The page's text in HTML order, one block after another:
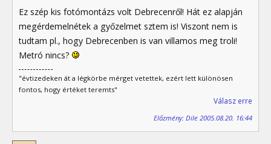
Ez szép kis fotómontázs volt Debrecenről! Hát ez alapján
megérdemelnétek a győzelmet sztem is! Viszont nem is
tudtam pl., hogy Debrecenben is van villamos meg troli!
Metró nincs?
"évtizedeken át a légkörbe mérget vetettek, ezért lett különösen
fontos, hogy értéket teremts"
Válasz erre
Előzmény: Dile 2005.08.20. 16:44